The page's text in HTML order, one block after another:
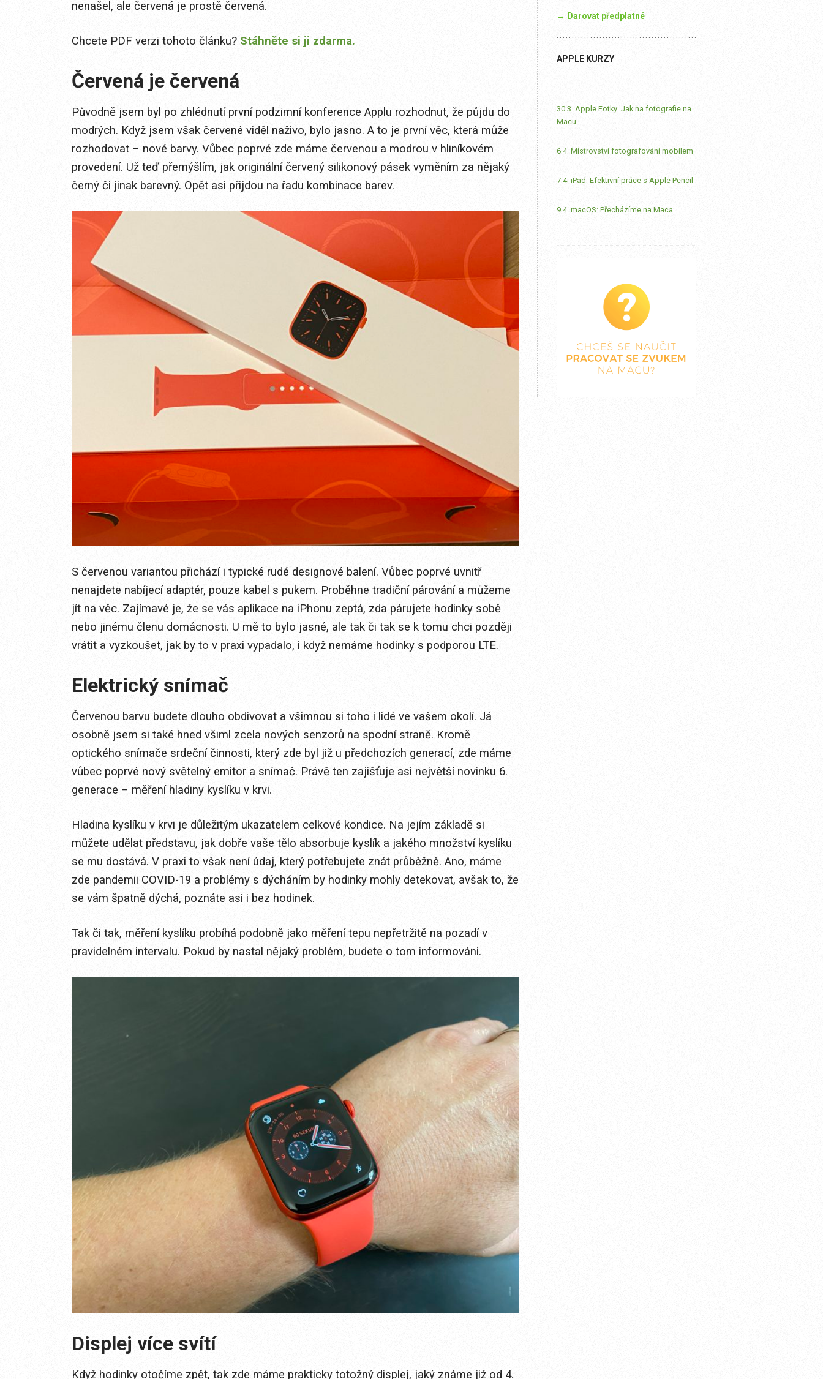
nenašel, ale červená je prostě červená.
Chcete PDF verzi tohoto článku? Stáhněte si ji zdarma.
Červená je červená
Původně jsem byl po zhlédnutí první podzimní konference Applu rozhodnut, že půjdu do
modrých. Když jsem však červené viděl naživo, bylo jasno. A to je první věc, která může
rozhodovat – nové barvy. Vůbec poprvé zde máme červenou a modrou v hliníkovém
provedení. Už teď přemýšlím, jak originální červený silikonový pásek vyměním za nějaký
černý či jinak barevný. Opět asi přijdou na řadu kombinace barev.
S červenou variantou přichází i typické rudé designové balení. Vůbec poprvé uvnitř
nenajdete nabíjecí adaptér, pouze kabel s pukem. Proběhne tradiční párování a můžeme
jít na věc. Zajímavé je, že se vás aplikace na iPhonu zeptá, zda párujete hodinky sobě
nebo jinému členu domácnosti. U mě to bylo jasné, ale tak či tak se k tomu chci později
vrátit a vyzkoušet, jak by to v praxi vypadalo, i když nemáme hodinky s podporou LTE.
Elektrický snímač
Červenou barvu budete dlouho obdivovat a všimnou si toho i lidé ve vašem okolí. Já
osobně jsem si také hned všiml zcela nových senzorů na spodní straně. Kromě
optického snímače srdeční činnosti, který zde byl již u předchozích generací, zde máme
vůbec poprvé nový světelný emitor a snímač. Právě ten zajišťuje asi největší novinku 6.
generace – měření hladiny kyslíku v krvi.
Hladina kyslíku v krvi je důležitým ukazatelem celkové kondice. Na jejím základě si
můžete udělat představu, jak dobře vaše tělo absorbuje kyslík a jakého množství kyslíku
se mu dostává. V praxi to však není údaj, který potřebujete znát průběžně. Ano, máme
zde pandemii COVID-19 a problémy s dýcháním by hodinky mohly detekovat, avšak to, že
se vám špatně dýchá, poznáte asi i bez hodinek.
Tak či tak, měření kyslíku probíhá podobně jako měření tepu nepřetržitě na pozadí v
pravidelném intervalu. Pokud by nastal nějaký problém, budete o tom informováni.
Displej více svítí
Když hodinky otočíme zpět, tak zde máme prakticky totožný displej, jaký známe již od 4.
→ Darovat předplatné
APPLE KURZY
30.3. Apple Fotky: Jak na fotografie na
Macu
6.4. Mistrovství fotografování mobilem
7.4. iPad: Efektivní práce s Apple Pencil
9.4. macOS: Přecházíme na Maca